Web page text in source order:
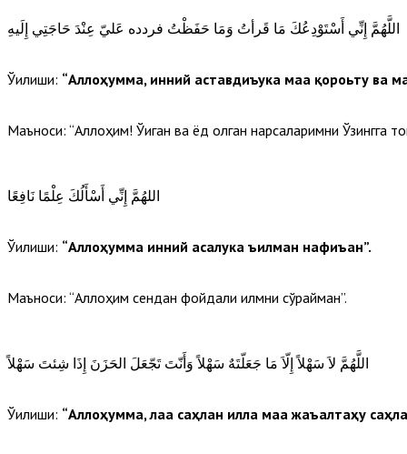
اللَّهُمَّ إِنِّي أَسْتَوْدِعُكَ مَا قَرأتُ وَمَا حَفَظْتُ فردده عَليّ عِنْدَ حَاجَتِي إِلَيهِ
Ўқилиши: “Аллоҳумма, инний аставдиъука маа қороьту ва
Маъноси: “Аллоҳим! Ўқиган ва ёд олган нарсаларимни Ўзингга
اللهُمَّ إِنِّي أَسْأَلُكَ عِلْمًا نَافِعًا
Ўқилиши: “Аллоҳумма инний асалука ъилман нафиъан”.
Маъноси: “Аллоҳим сендан фойдали илмни сўрайман”.
اللَّهُمَّ لاَ سَهْلاً إِلّاَ مَا جَعَلّتَهٌ سَهْلاً وَأَنّتَ تَجّعَلَ الحَزَنَ إِذَا شِئتَ سَهْلاً
Ўқилиши: “Аллоҳумма, лаа саҳлан илла маа жаъалтаҳу